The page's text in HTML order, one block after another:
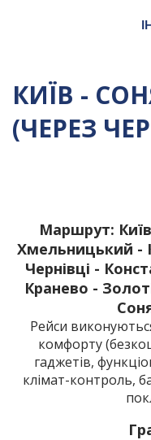
КИЇВ -
(ЧЕРЕЗ
Маршрут:
Хмельницький -
Чернівці -
Кранево -
Рейси
комфорту
гаджетів,
клімат-контроль,